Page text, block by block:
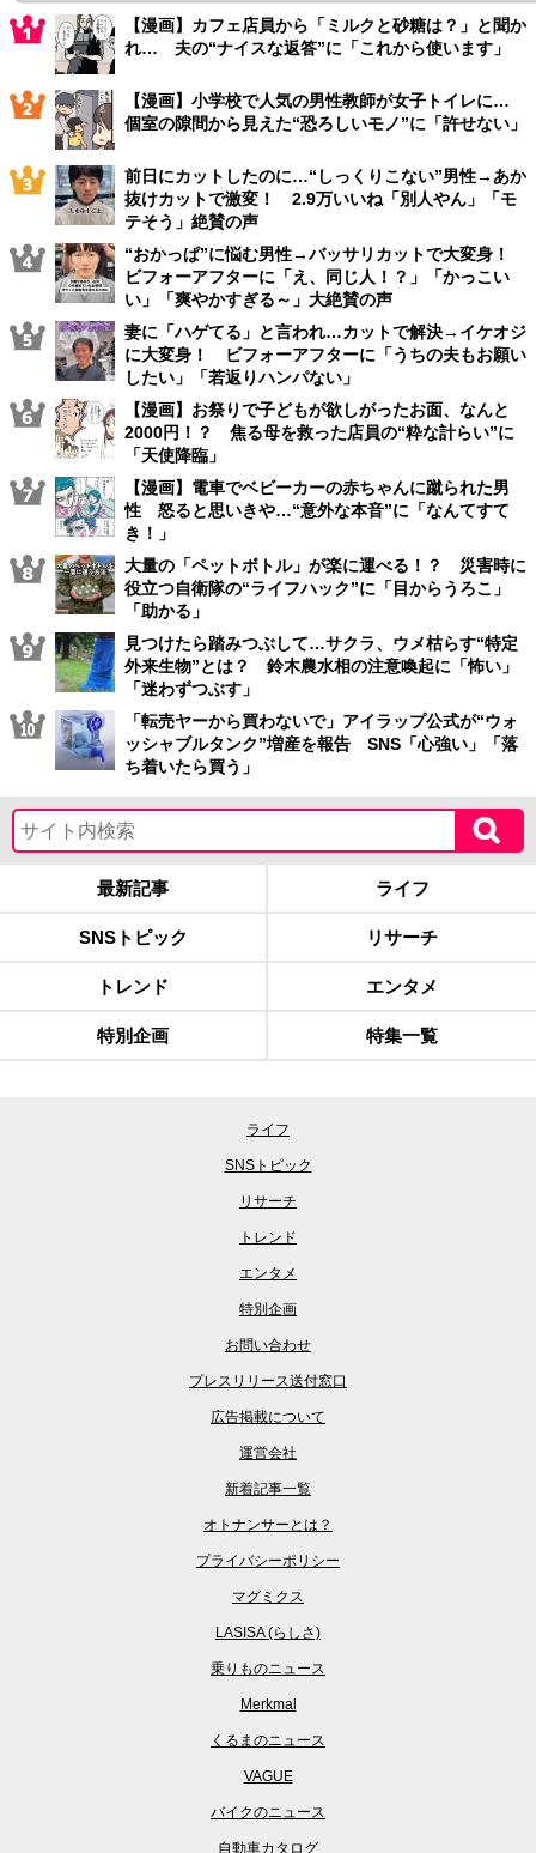
【漫画】カフェ店員から「ミルクと砂糖は？」と聞か
れ… 夫の“ナイスな返答”に「これから使います」
【漫画】小学校で人気の男性教師が女子トイレに…
個室の隙間から見えた“恐ろしいモノ”に「許せない」
前日にカットしたのに…“しっくりこない”男性→あか
抜けカットで激変！ 2.9万いいね「別人やん」「モ
テそう」絶賛の声
“おかっぱ”に悩む男性→バッサリカットで大変身！
ビフォーアフターに「え、同じ人！？」「かっこい
い」「爽やかすぎる～」大絶賛の声
妻に「ハゲてる」と言われ…カットで解決→イケオジ
に大変身！ ビフォーアフターに「うちの夫もお願い
したい」「若返りハンパない」
【漫画】お祭りで子どもが欲しがったお面、なんと
2000円！？ 焦る母を救った店員の“粋な計らい”に
「天使降臨」
【漫画】電車でベビーカーの赤ちゃんに蹴られた男
性 怒ると思いきや…“意外な本音”に「なんてすて
き！」
大量の「ペットボトル」が楽に運べる！？ 災害時に
役立つ自衛隊の“ライフハック”に「目からうろこ」
「助かる」
見つけたら踏みつぶして…サクラ、ウメ枯らす“特定
外来生物”とは？ 鈴木農水相の注意喚起に「怖い」
「迷わずつぶす」
「転売ヤーから買わないで」アイラップ公式が“ウォ
ッシャブルタンク”増産を報告 SNS「心強い」「落
ち着いたら買う」
最新記事 ライフ
SNSトピック リサーチ
トレンド エンタメ
特別企画 特集一覧
ライフ
SNSトピック
リサーチ
トレンド
エンタメ
特別企画
お問い合わせ
プレスリリース送付窓口
広告掲載について
運営会社
新着記事一覧
オトナンサーとは？
プライバシーポリシー
マグミクス
LASISA (らしさ)
乗りものニュース
Merkmal
くるまのニュース
VAGUE
バイクのニュース
自動車カタログ